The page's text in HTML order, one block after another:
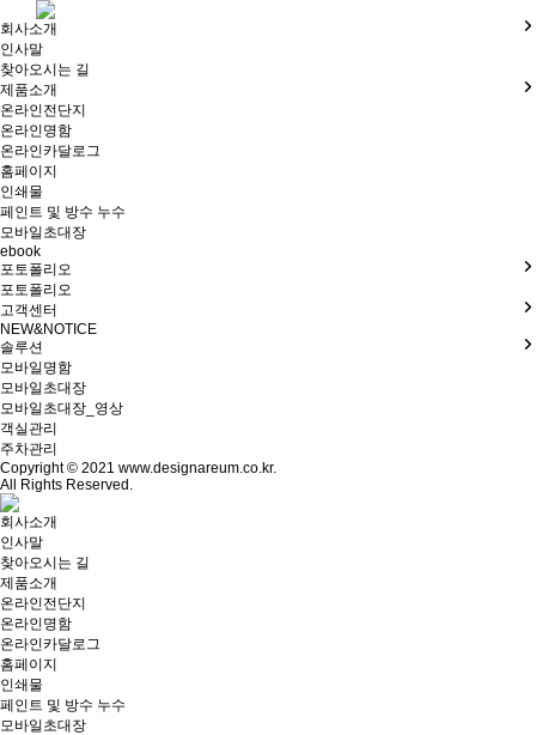
회사소개
인사말
찾아오시는 길
제품소개
온라인전단지
온라인명함
온라인카달로그
홈페이지
인쇄물
페인트 및 방수 누수
모바일초대장
ebook
포토폴리오
포토폴리오
고객센터
NEW&NOTICE
솔루션
모바일명함
모바일초대장
모바일초대장_영상
객실관리
주차관리
Copyright © 2021 www.designareum.co.kr.
All Rights Reserved.
회사소개
인사말
찾아오시는 길
제품소개
온라인전단지
온라인명함
온라인카달로그
홈페이지
인쇄물
페인트 및 방수 누수
모바일초대장